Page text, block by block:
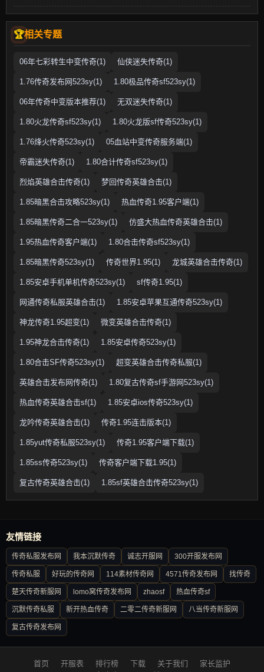
相关专题
06年七彩转生中变传奇(1) 仙侠迷失传奇(1)
1.76传奇发布网523sy(1) 1.80极品传奇sf523sy(1)
06年传奇中变版本推荐(1) 无双迷失传奇(1)
1.80火龙传奇sf523sy(1) 1.80火龙版sf传奇523sy(1)
1.76烽火传奇523sy(1) 05血站中变传奇服务端(1)
帝霸迷失传奇(1) 1.80合计传奇sf523sy(1)
烈焰英雄合击传奇(1) 梦回传奇英雄合击(1)
1.85暗黑合击攻略523sy(1) 热血传奇1.95客户端(1)
1.85暗黑传奇二合一523sy(1) 仿盛大热血传奇英雄合击(1)
1.95热血传奇客户端(1) 1.80合击传奇sf523sy(1)
1.85暗黑传奇523sy(1) 传奇世界1.95(1) 龙城英雄合击传奇(1)
1.85安卓手机单机传奇523sy(1) sf传奇1.95(1)
网通传奇私服英雄合击(1) 1.85安卓苹果互通传奇523sy(1)
神龙传奇1.95超变(1) 微变英雄合击传奇(1)
1.95神龙合击传奇(1) 1.85安卓传奇523sy(1)
1.80合击SF传奇523sy(1) 超变英雄合击传奇私服(1)
英雄合击发布网传奇(1) 1.80复古传奇sf手游网523sy(1)
热血传奇英雄合击sf(1) 1.85安卓ios传奇523sy(1)
龙吟传奇英雄合击(1) 传奇1.95连击版本(1)
1.85yut传奇私服523sy(1) 传奇1.95客户端下载(1)
1.85ss传奇523sy(1) 传奇客户端下载1.95(1)
复古传奇英雄合击(1) 1.85sf英雄合击传奇523sy(1)
友情链接
传奇私服发布网 我本沉默传奇 诚志开服网 300开服发布网
传奇私服 好玩的传奇网 114素材传奇网 4571传奇发布网 找传奇
楚天传奇新服网 lomo窝传奇发布网 zhaosf 热血传奇sf
沉默传奇私服 新开热血传奇 二零二传奇新服网 八当传奇新服网
复古传奇发布网
首页 开服表 排行榜 下载 关于我们
家长监护